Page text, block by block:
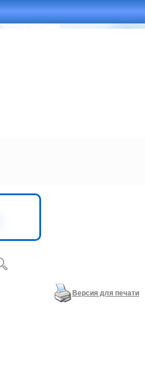
Версия для печати